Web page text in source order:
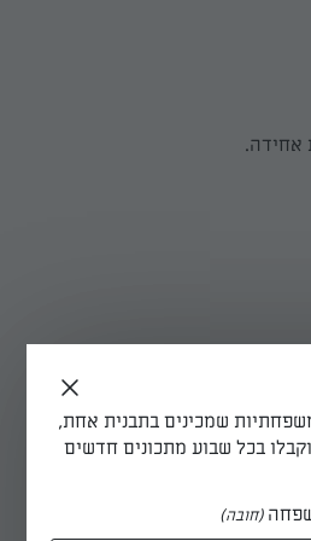
אחידה.
ללא
עם
שמכינים בתבנית אחת,
בכל שבוע מתכונים חדשים
(חובה)